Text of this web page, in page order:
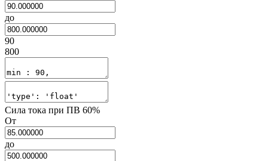
до
90
800
Сила тока при ПВ 60%
От
до